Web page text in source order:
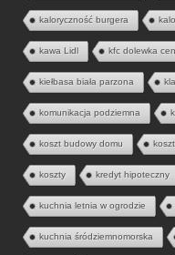
kaloryczność burgera
kawa Lidl kfc dolewka
kiełbasa biała parzona
komunikacja podziemna
koszt budowy domu
koszty kredyt hipoteczny
kuchnia letnia w ogrodzie
kuchnia śródziemnomorska